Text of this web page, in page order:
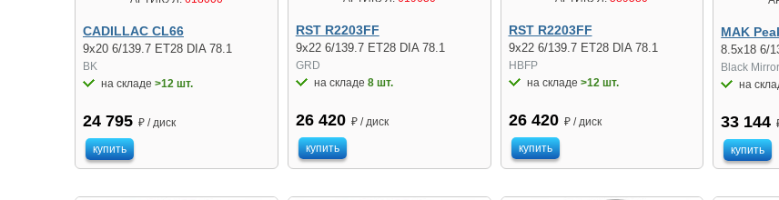
CADILLAC CL66
9x20 6/139.7 ET28 DIA 78.1
BK
на складе >12 шт.
24 795 ₽ / диск
купить
RST R2203FF
9x22 6/139.7 ET28 DIA 78.1
GRD
на складе 8 шт.
26 420 ₽ / диск
купить
RST R2203FF
9x22 6/139.7 ET28 DIA 78.1
HBFP
на складе >12 шт.
26 420 ₽ / диск
купить
MAK
8.5x18 6/
Black Mirror
на
33 144
купить